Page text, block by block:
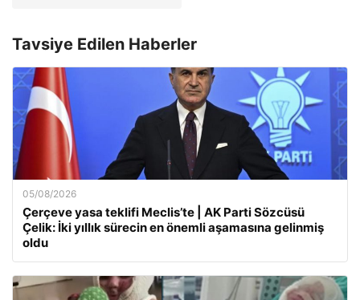
Tavsiye Edilen Haberler
05/08/2026
Çerçeve yasa teklifi Meclis’te | AK Parti Sözcüsü
Çelik: İki yıllık sürecin en önemli aşamasına gelinmiş
oldu